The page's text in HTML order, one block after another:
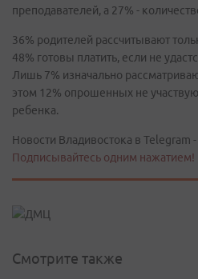
преподавателей, а 27% -
36% родителей рассчитывают
48% готовы платить, если не
Лишь 7% изначально
этом 12% опрошенных не
ребенка.
Новости Владивостока в Telegram
Подписывайтесь одним нажатием!
Смотрите также